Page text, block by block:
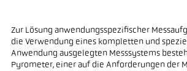
Zur Lösung anwendungsspezifischer
die Verwendung eines kompletten und
Anwendung ausgelegten Messsystems
Pyrometer, einer auf die Anforderungen der